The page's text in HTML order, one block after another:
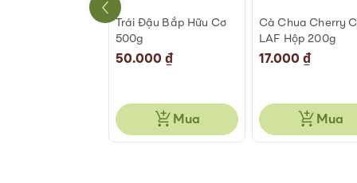
Trái Đậu Bắp Hữu Cơ
500g
50.000 ₫
Mua
Cà Chua Cherry
LAF Hộp 200g
17.000 ₫
Mua